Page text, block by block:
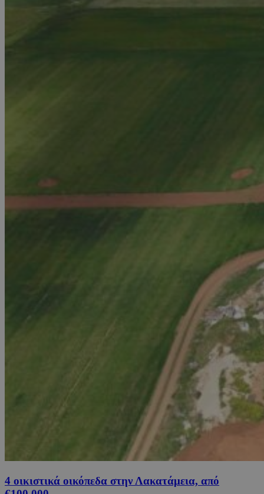
4 οικιστικά οικόπεδα στην Λακατάμεια, από